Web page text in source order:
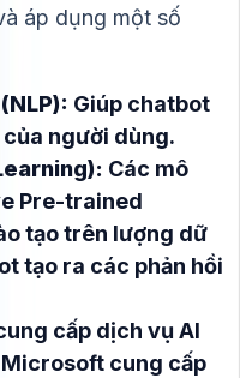
áp dụng một số
Giúp chatbot
người dùng.
Các mô
Pre-trained
tạo trên lượng dữ
tạo ra các phản hồi
cấp dịch vụ AI
cung cấp